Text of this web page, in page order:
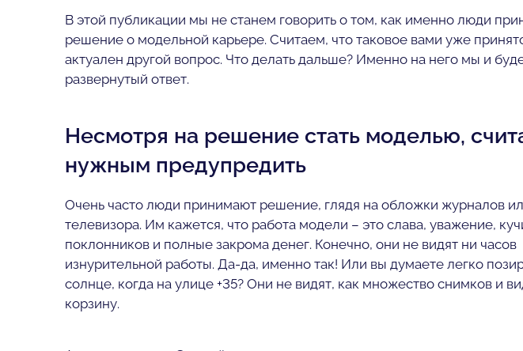
В этой публикации мы не станем говорить о том, как именно люди
решение о модельной карьере. Считаем, что таковое вами уже
актуален другой вопрос. Что делать дальше? Именно на него мы и
развернутый ответ.
Несмотря на решение стать моделью,
нужным предупредить
Очень часто люди принимают решение, глядя на обложки журналов
телевизора. Им кажется, что работа модели – это слава, уважение,
поклонников и полные закрома денег. Конечно, они не видят ни часов
изнурительной работы. Да-да, именно так! Или вы думаете легко
солнце, когда на улице +35? Они не видят, как множество снимков и
корзину.